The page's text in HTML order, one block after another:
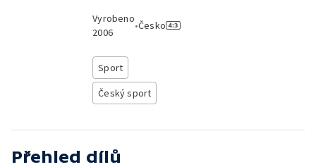
Vyrobeno
2006
•Česko
Sport
Český sport
Přehled dílů